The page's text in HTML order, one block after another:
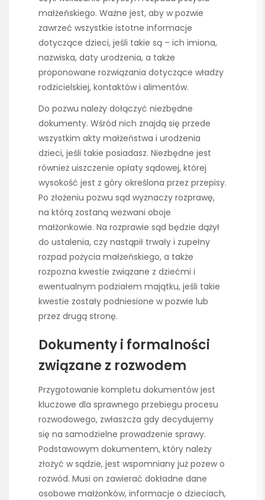
małżeńskiego. Ważne jest, aby w pozwie
zawrzeć wszystkie istotne informacje
dotyczące dzieci, jeśli takie są – ich imiona,
nazwiska, daty urodzenia, a także
proponowane rozwiązania dotyczące władzy
rodzicielskiej, kontaktów i alimentów.
Do pozwu należy dołączyć niezbędne
dokumenty. Wśród nich znajdą się przede
wszystkim akty małżeństwa i urodzenia
dzieci, jeśli takie posiadasz. Niezbędne jest
również uiszczenie opłaty sądowej, której
wysokość jest z góry określona przez przepisy.
Po złożeniu pozwu sąd wyznaczy rozprawę,
na którą zostaną wezwani oboje
małżonkowie. Na rozprawie sąd będzie dążył
do ustalenia, czy nastąpił trwały i zupełny
rozpad pożycia małżeńskiego, a także
rozpozna kwestie związane z dziećmi i
ewentualnym podziałem majątku, jeśli takie
kwestie zostały podniesione w pozwie lub
przez drugą stronę.
Dokumenty i formalności
związane z rozwodem
Przygotowanie kompletu dokumentów jest
kluczowe dla sprawnego przebiegu procesu
rozwodowego, zwłaszcza gdy decydujemy
się na samodzielne prowadzenie sprawy.
Podstawowym dokumentem, który należy
złożyć w sądzie, jest wspomniany już pozew o
rozwód. Musi on zawierać dokładne dane
osobowe małżonków, informacje o dzieciach,